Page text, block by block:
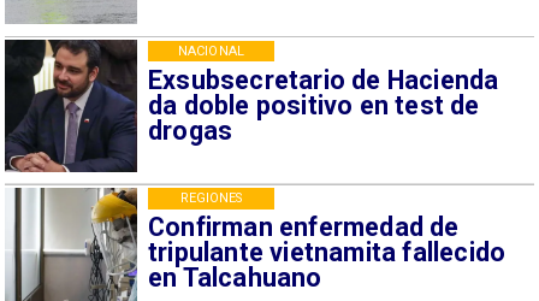
Exsubsecretario de Hacienda
da doble positivo en test de
drogas
NACIONAL
Confirman enfermedad de
tripulante vietnamita fallecido
en Talcahuano
REGIONES